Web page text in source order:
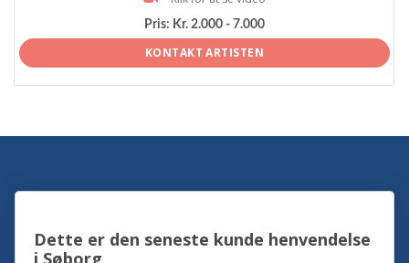
Pris: Kr. 2.000 - 7.000
KONTAKT ARTISTEN
Dette er den seneste kunde henvendelse